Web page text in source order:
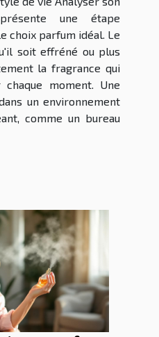
une étape
choix parfum idéal. Le
soit effréné ou plus
la fragrance qui
chaque moment. Une
un environnement
comme un bureau